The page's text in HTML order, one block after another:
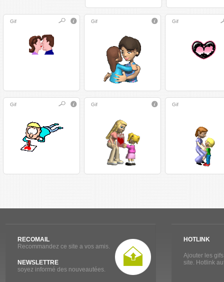
Gif Gif Gif
Gif Gif Gif
RECOMAIL
Recommandez ce site a vos amis.
NEWSLETTRE
soyez informé des nouveautées.
HOTLINK
Ajouter les
site. Hotlink